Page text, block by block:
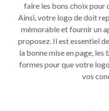
faire les bons choix pour
Ainsi, votre logo de doit
mémorable et fournir un
proposez. Il est essentiel
la bonne mise en page, les
formes pour que votre
vos